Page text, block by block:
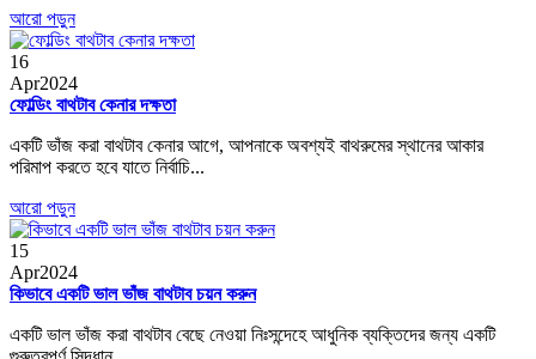
আরো পড়ুন
16
Apr2024
ফোল্ডিং বাথটাব কেনার দক্ষতা
একটি ভাঁজ করা বাথটাব কেনার আগে, আপনাকে অবশ্যই বাথরুমের স্থানের আকার
পরিমাপ করতে হবে যাতে নির্বাচি...
আরো পড়ুন
15
Apr2024
কিভাবে একটি ভাল ভাঁজ বাথটাব চয়ন করুন
একটি ভাল ভাঁজ করা বাথটাব বেছে নেওয়া নিঃসন্দেহে আধুনিক ব্যক্তিদের জন্য একটি